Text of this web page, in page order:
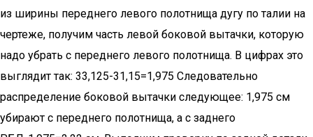
из ширины переднего левого полотнища дугу по талии на
чертеже, получим часть левой боковой вытачки, которую
надо убрать с переднего левого полотнища. В цифрах это
выглядит так: 33,125-31,15=1,975 Следовательно
распределение боковой вытачки следующее: 1,975 см
убирают с переднего полотнища, а с заднего